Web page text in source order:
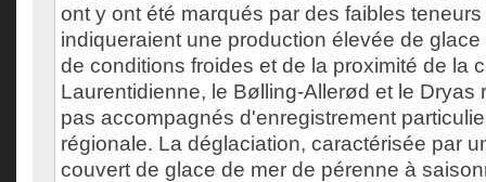
ont y ont été marqués par des faibles
indiqueraient une production élevée de
de conditions froides et de la proximité de la
Laurentidienne, le Bølling-Allerød et le Dryas
pas accompagnés d'enregistrement
régionale. La déglaciation, caractérisée par
couvert de glace de mer de pérenne à